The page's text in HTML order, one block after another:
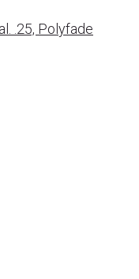
.25, Polyfade